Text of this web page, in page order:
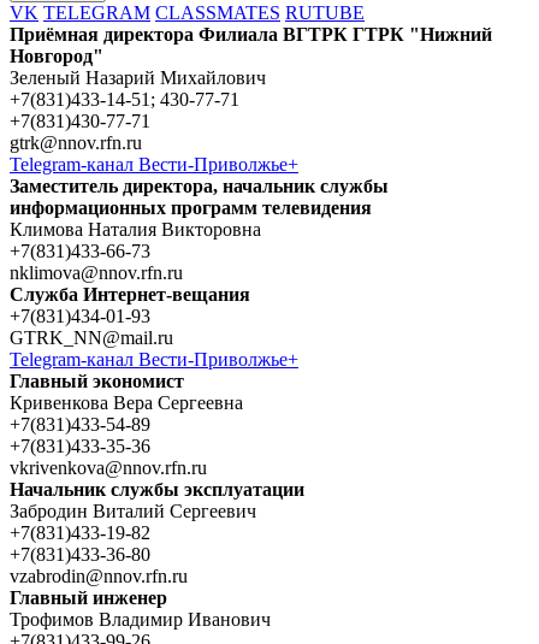
VK TELEGRAM CLASSMATES RUTUBE
Приёмная директора Филиала ВГТРК ГТРК "Нижний
Новгород"
Зеленый Назарий Михайлович
+7(831)433-14-51; 430-77-71
+7(831)430-77-71
gtrk@nnov.rfn.ru
Telegram-канал Вести-Приволжье+
Заместитель директора, начальник службы
информационных программ телевидения
Климова Наталия Викторовна
+7(831)433-66-73
nklimova@nnov.rfn.ru
Cлужба Интернет-вещания
+7(831)434-01-93
GTRK_NN@mail.ru
Telegram-канал Вести-Приволжье+
Главный экономист
Кривенкова Вера Сергеевна
+7(831)433-54-89
+7(831)433-35-36
vkrivenkova@nnov.rfn.ru
Начальник службы эксплуатации
Забродин Виталий Сергеевич
+7(831)433-19-82
+7(831)433-36-80
vzabrodin@nnov.rfn.ru
Главный инженер
Трофимов Владимир Иванович